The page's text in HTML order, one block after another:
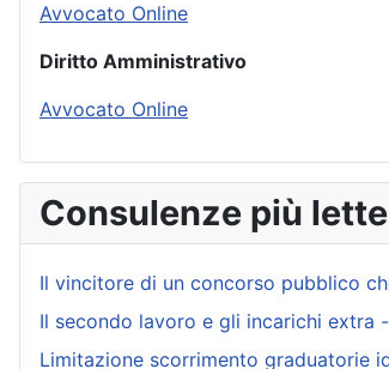
Avvocato Online
Diritto Amministrativo
Avvocato Online
Consulenze più lette
Il vincitore di un concorso pubblico
Il secondo lavoro e gli incarichi extra
Limitazione scorrimento graduatorie